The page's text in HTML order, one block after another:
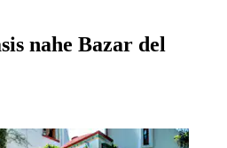
nahe Bazar del